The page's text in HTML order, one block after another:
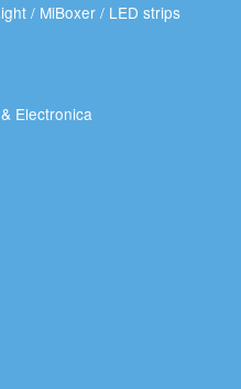
/ MiBoxer / LED strips
Electronica